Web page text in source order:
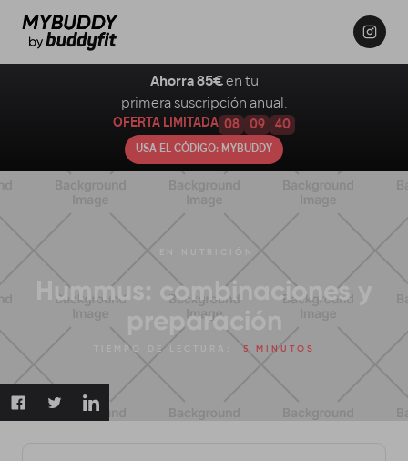
Hummus: combinaciones y
preparación
TIEMPO DE LECTURA: 5 MINUTOS
Ahorra 85€ en tu
primera suscripción anual.
OFERTA LIMITADA 08 09 39
USA EL CÓDIGO: MYBUDDY